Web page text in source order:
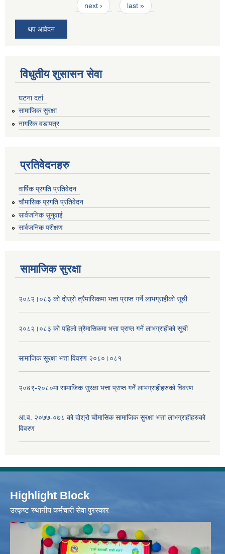
next › last »
थप आवेदन
विधुतीय शुसासन सेवा
घटना दर्ता
सामाजिक सुरक्षा
नागरिक वडापत्र
प्रतिवेदनहरु
वार्षिक प्रगति प्रतिवेदन
चौमासिक प्रगति प्रतिवेदन
सार्वजनिक सुनुवाई
सार्वजनिक परीक्षण
सामाजिक सुरक्षा
२०८२।०८३ को दोस्रो त्रैमासिकमा भत्ता प्राप्‍त गर्ने लाभग्राहीको सूची
२०८२।०८३ को पहिलो त्रैमासिकमा भत्ता प्राप्‍त गर्ने लाभग्राहीको सूची
सामाजिक सूरक्षा भत्ता विवरण २०८०।०८१
२०७९-२०८०मा सामाजिक सुरक्षा भत्ता प्राप्त गर्ने लाभग्राहीहरुको विवरण
आ.व. २०७७-०७८ को दोश्रो चौमासिक सामाजिक सुरक्षा भत्ता लाभग्राहीहरुको
विवरण
Highlight Block
उत्‍कृष्ट स्थानीय कर्मचारी सेवा पुरस्कार